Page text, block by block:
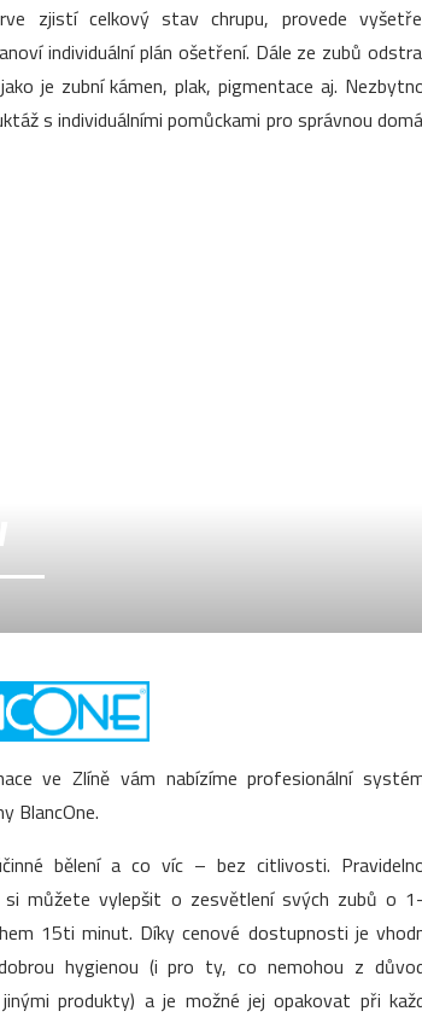
zjistí celkový stav chrupu, provede
individuální plán ošetření. Dále ze zubů
je zubní kámen, plak, pigmentace aj.
s individuálními pomůckami pro správnou
ve Zlíně vám nabízíme profesionální
BlancOne.
bělení a co víc – bez citlivosti.
si můžete vylepšit o zesvětlení svých zubů o
15ti minut. Díky cenové dostupnosti je
hygienou (i pro ty, co nemohou z
produkty) a je možné jej opakovat při